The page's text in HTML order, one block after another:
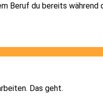
Beruf du bereits während
Das geht.